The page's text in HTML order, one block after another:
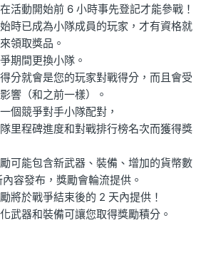
活動開始前 6 小時事先登記才能參戰！
時已成為小隊成員的玩家，才有資格就
領取獎品。
期間更換小隊。
分就會是您的玩家對戰得分，而且會受
響（和之前一樣）。
個競爭對手小隊配對，
里程碑進度和對戰排行榜名次而獲得獎
可能包含新武器、裝備、增加的貨幣數
容發布，獎勵會輪流提供。
將於戰爭結束後的 2 天內提供！
武器和裝備可讓您取得獎勵積分。